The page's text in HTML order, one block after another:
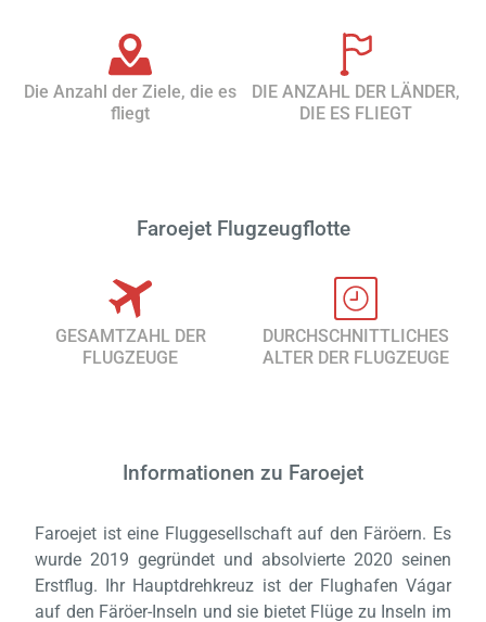
Die Anzahl der Ziele, die es
fliegt
DIE ANZAHL DER LÄNDER,
DIE ES FLIEGT
Faroejet Flugzeugflotte
GESAMTZAHL DER
FLUGZEUGE
DURCHSCHNITTLICHES
ALTER DER FLUGZEUGE
Informationen zu Faroejet
Faroejet ist eine Fluggesellschaft auf den Färöern. Es
wurde 2019 gegründet und absolvierte 2020 seinen
Erstflug. Ihr Hauptdrehkreuz ist der Flughafen Vágar
auf den Färöer-Inseln und sie bietet Flüge zu Inseln im